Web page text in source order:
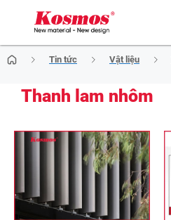
Skip
to
Tin tức Vật liệu
Thanh lam nhôm